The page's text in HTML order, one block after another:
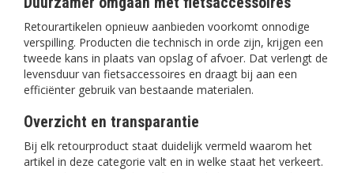
Retourartikelen opnieuw aanbieden voorkomt onnodige
verspilling. Producten die technisch in orde zijn, krijgen een
tweede kans in plaats van opslag of afvoer. Dat verlengt de
levensduur van fietsaccessoires en draagt bij aan een
efficiënter gebruik van bestaande materialen.
Overzicht en transparantie
Bij elk retourproduct staat duidelijk vermeld waarom het
artikel in deze categorie valt en in welke staat het verkeert.